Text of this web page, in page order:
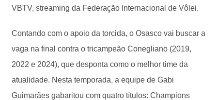
VBTV, streaming da Federação Internacional de Vôlei.
Contando com o apoio da torcida, o Osasco vai buscar a
vaga na final contra o tricampeão Conegliano (2019,
2022 e 2024), que desponta como o melhor time da
atualidade. Nesta temporada, a equipe de Gabi
Guimarães gabaritou com quatro títulos: Champions